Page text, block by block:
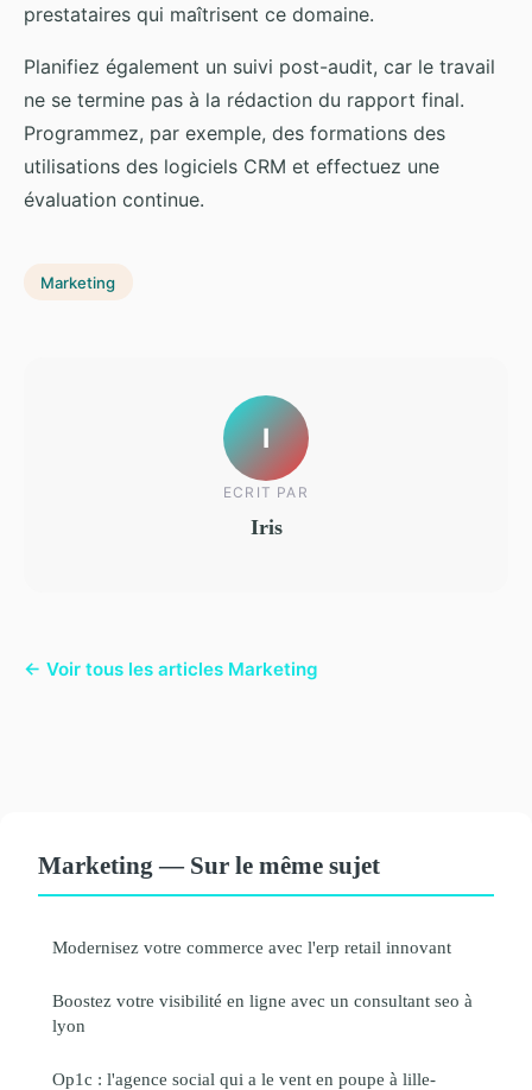
prestataires qui maîtrisent ce domaine.
Planifiez également un suivi post-audit, car le travail
ne se termine pas à la rédaction du rapport final.
Programmez, par exemple, des formations des
utilisations des logiciels CRM et effectuez une
évaluation continue.
Marketing
I
ECRIT PAR
Iris
← Voir tous les articles Marketing
Marketing — Sur le même sujet
Modernisez votre commerce avec l'erp retail innovant
Boostez votre visibilité en ligne avec un consultant seo à
lyon
Op1c : l'agence social qui a le vent en poupe à lille-